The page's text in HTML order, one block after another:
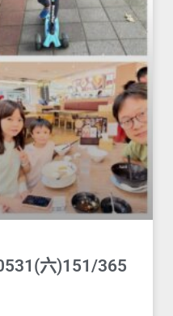
六)151/365